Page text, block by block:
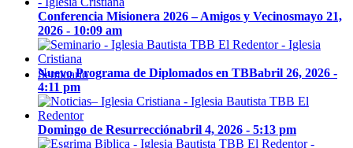
Seminario
Conferencia Misionera 2026 – Amigos y Vecinosmayo 21,
2026 - 10:09 am
Nuevo Programa de Diplomados en TBBabril 26, 2026 -
4:11 pm
Domingo de Resurrecciónabril 4, 2026 - 5:13 pm